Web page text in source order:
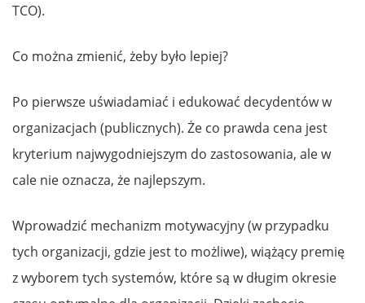
TCO).
Co można zmienić, żeby było lepiej?
Po pierwsze uświadamiać i edukować decydentów w
organizacjach (publicznych). Że co prawda cena jest
kryterium najwygodniejszym do zastosowania, ale w
cale nie oznacza, że najlepszym.
Wprowadzić mechanizm motywacyjny (w przypadku
tych organizacji, gdzie jest to możliwe), wiążący premię
z wyborem tych systemów, które są w długim okresie